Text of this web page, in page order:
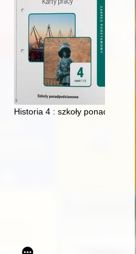
harcerskie nadawane
Historia 4 : szkoły